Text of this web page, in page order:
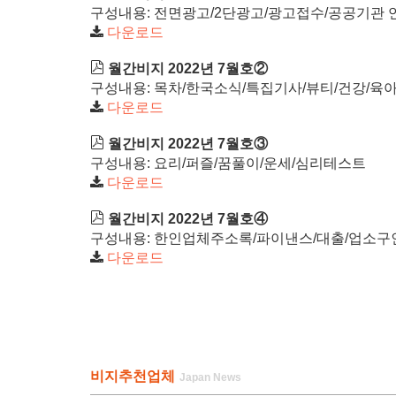
구성내용: 전면광고/2단광고/광고접수/공공기관
다운로드
월간비지 2022년 7월호②
구성내용: 목차/한국소식/특집기사/뷰티/건강/육
다운로드
월간비지 2022년 7월호③
구성내용: 요리/퍼즐/꿈풀이/운세/심리테스트
다운로드
월간비지 2022년 7월호④
구성내용: 한인업체주소록/파이낸스/대출/업소구
다운로드
비지추천업체